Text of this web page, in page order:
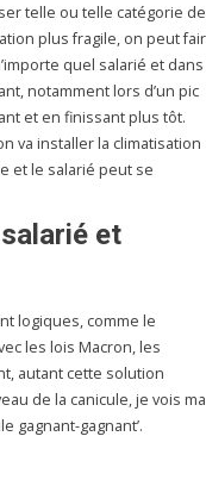
telle ou telle catégorie de
plus fragile, on peut
quel salarié et dans
notamment lors d’un pic
et en finissant plus tôt.
va installer la climatisation
et le salarié peut se
et
logiques, comme le
les lois Macron, les
autant cette solution
de la canicule, je vois
gagnant-gagnant’.